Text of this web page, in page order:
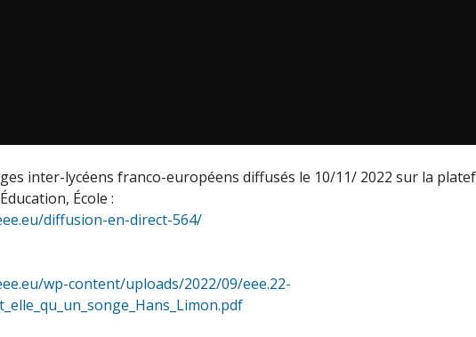
inter-lycéens franco-européens diffusés le 10/11/ 2022 sur la
École :
diffusion-en-direct-564/
wp-content/uploads/2022/09/eee.22-